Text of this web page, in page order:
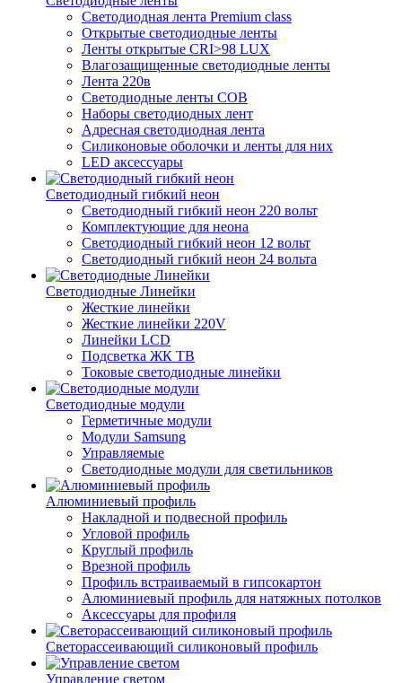
Светодиодная лента Premium class
Открытые светодиодные ленты
Ленты открытые CRI>98 LUX
Влагозащищенные светодиодные ленты
Лента 220в
Светодиодные ленты COB
Наборы светодиодных лент
Адресная светодиодная лента
Силиконовые оболочки и ленты для них
LED аксессуары
Светодиодный гибкий неон
Светодиодный гибкий неон 220 вольт
Комплектующие для неона
Светодиодный гибкий неон 12 вольт
Светодиодный гибкий неон 24 вольта
Светодиодные Линейки
Жесткие линейки
Жесткие линейки 220V
Линейки LCD
Подсветка ЖК ТВ
Токовые светодиодные линейки
Светодиодные модули
Герметичные модули
Модули Samsung
Управляемые
Светодиодные модули для светильников
Алюминиевый профиль
Накладной и подвесной профиль
Угловой профиль
Круглый профиль
Врезной профиль
Профиль встраиваемый в гипсокартон
Алюминиевый профиль для натяжных потолков
Аксессуары для профиля
Светорассеивающий силиконовый профиль
Управление светом